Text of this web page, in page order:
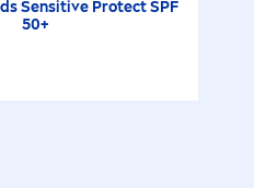
Sensitive ProtectSPF
50+